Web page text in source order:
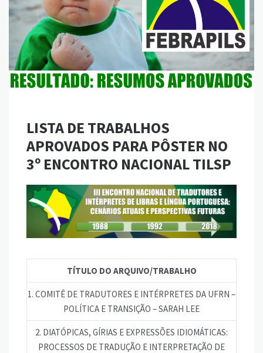
LISTA DE TRABALHOS
APROVADOS PARA PÔSTER NO
3º ENCONTRO NACIONAL TILSP
TÍTULO DO ARQUIVO/TRABALHO
1. COMITÊ DE TRADUTORES E INTÉRPRETES DA UFRN –
POLÍTICA E TRANSIÇÃO – SARAH LEE
2. DIATÓPICAS, GÍRIAS E EXPRESSÕES IDIOMÁTICAS:
PROCESSOS DE TRADUÇÃO E INTERPRETAÇÃO DE